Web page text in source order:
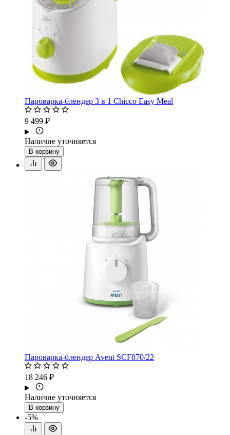
Пароварка-блендер 3 в 1 Chicco Easy Meal
9 499 ₽
Наличие уточняется
В корзину
Пароварка-блендер Avent SCF870/22
18 246 ₽
Наличие уточняется
В корзину
-5%